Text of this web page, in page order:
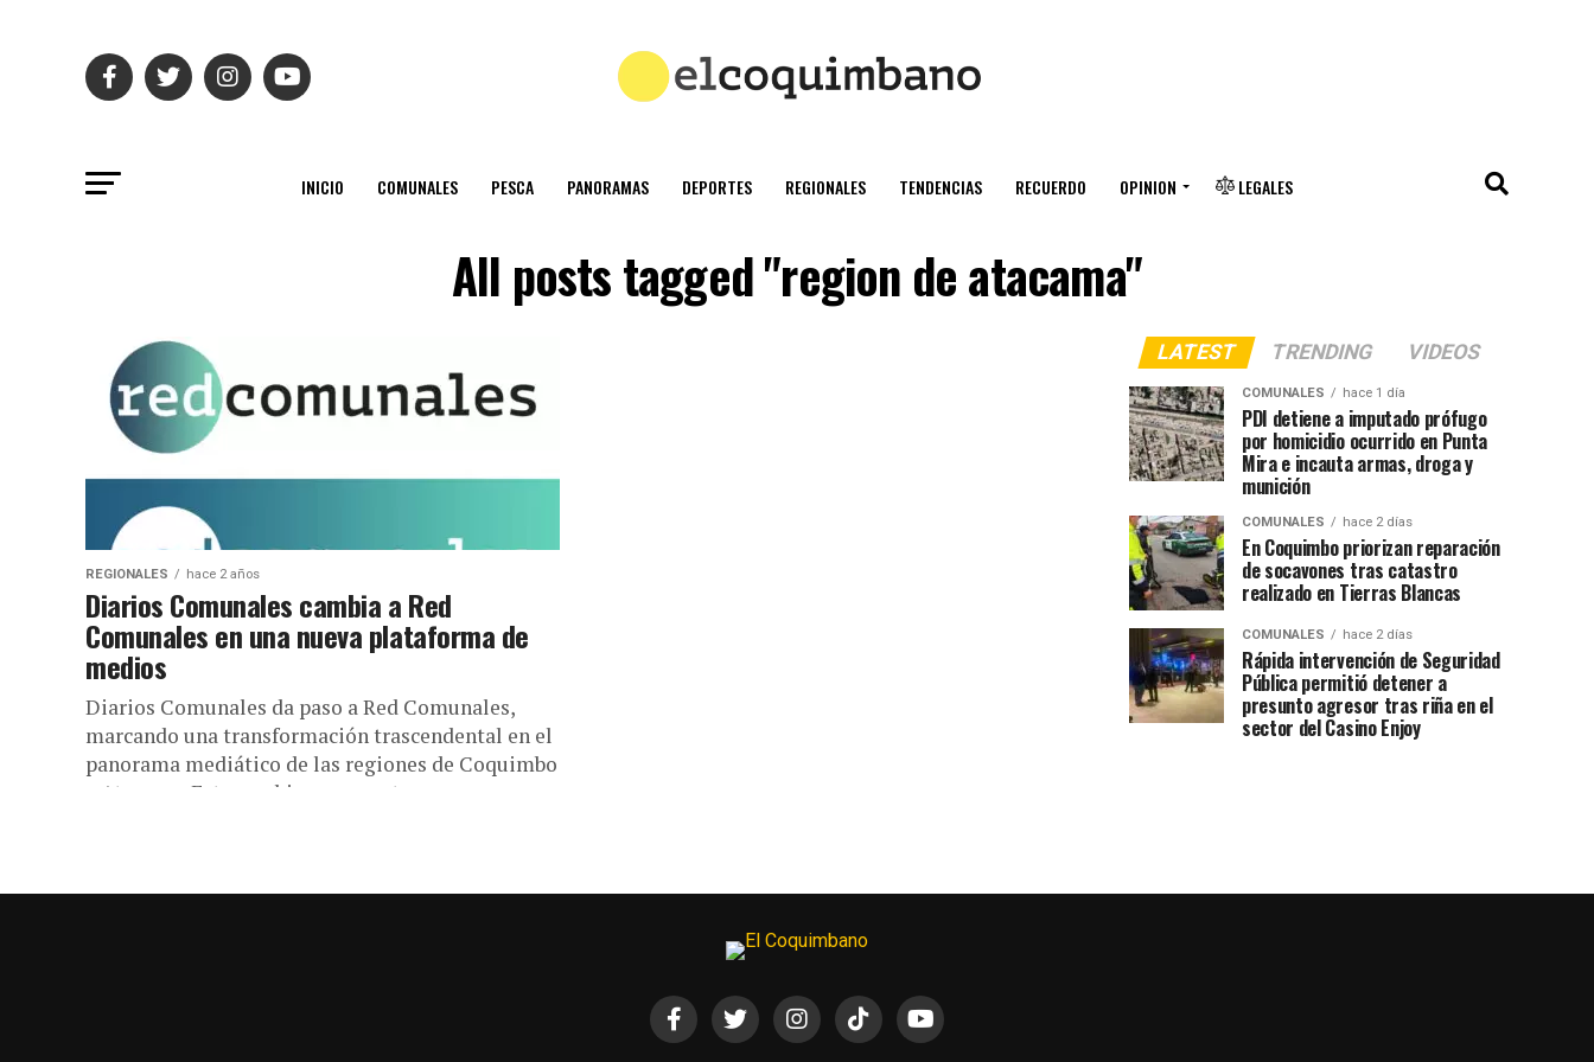
INICIO COMUNALES PESCA PANORAMAS DEPORTES REGIONALES TENDENCIAS RECUERDO OPINION LEGALES
All posts tagged "region de atacama"
REGIONALES hace 2 años
Diarios Comunales cambia a Red
Comunales en una nueva plataforma de
medios
Diarios Comunales da paso a Red Comunales,
marcando una transformación trascendental en el
panorama mediático de las regiones de Coquimbo
y Atacama. Este cambio representa un...
LATEST TRENDING VIDEOS
COMUNALES hace 1 día
PDI detiene a imputado prófugo
por homicidio ocurrido en Punta
Mira e incauta armas, droga y
munición
COMUNALES hace 2 días
En Coquimbo priorizan reparación
de socavones tras catastro
realizado en Tierras Blancas
COMUNALES hace 2 días
Rápida intervención de Seguridad
Pública permitió detener a
presunto agresor tras riña en el
sector del Casino Enjoy